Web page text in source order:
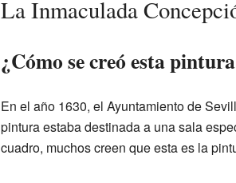
La Inmaculada
¿Cómo se creó esta
En el año 1630, el Ayuntamiento de
pintura estaba destinada a una sala
cuadro, muchos creen que esta es la